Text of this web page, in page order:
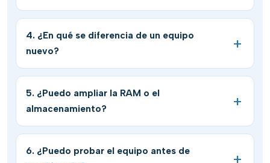
4. ¿En qué se diferencia de un equipo
nuevo?
5. ¿Puedo ampliar la RAM o el
almacenamiento?
6. ¿Puedo probar el equipo antes de